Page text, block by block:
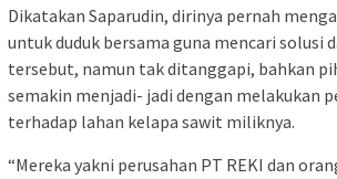
Dikatakan Saparudin, dirinya pernah
untuk duduk bersama guna mencari solusi
tersebut, namun tak ditanggapi, bahkan
semakin menjadi- jadi dengan melakukan
terhadap lahan kelapa sawit miliknya.
“Mereka yakni perusahan PT REKI dan